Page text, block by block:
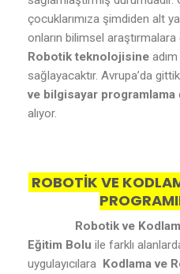
çocuklarımıza şimdiden alt
onların bilimsel
Robotik teknolojisine
sağlayacaktır. Avrupa’da
ve bilgisayar programlama
alıyor.
ROBOTİK VE
Robotik ve
Eğitim Bolu ile farklı
uygulayıcılara Kodlama ve